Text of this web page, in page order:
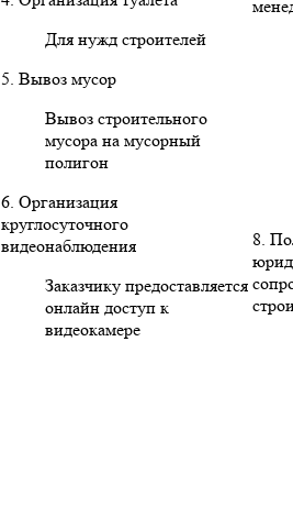
Для нужд строителей
5. Вывоз мусор
Вывоз строительного
мусора на мусорный
полигон
6. Организация
круглосуточного
видеонаблюдения
Заказчику предоставляется
онлайн доступ к
видеокамере
8.